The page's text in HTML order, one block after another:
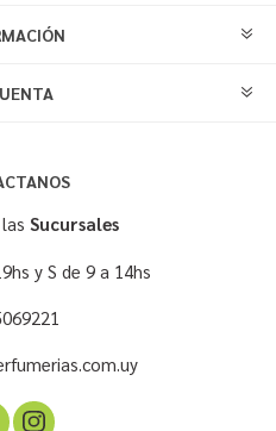
lasSucursales
y S de 9 a 14hs